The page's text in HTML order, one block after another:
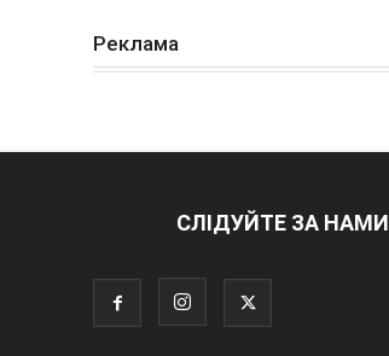
Реклама
СЛІДУЙТЕ ЗА НАМИ